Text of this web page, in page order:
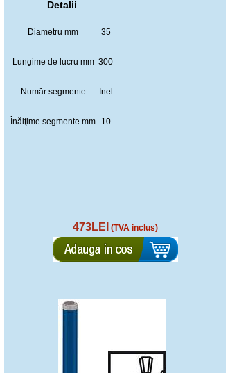
Detalii
Diametru mm 35
Lungime de lucru mm 300
Număr segmente Inel
Înălţime segmente mm 10
473LEI (TVA inclus)